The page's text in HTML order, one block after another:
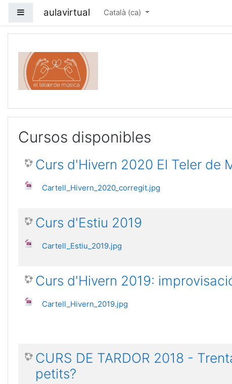
Panell lateral
aulavirtual Català ‎(ca)‎
Aula Virtual
Cursos disponibles
Curs d'Hivern 2020 El Teler de
Cartell_Hivern_2020_corregit.jpg
Curs d'Estiu 2019
Cartell_Estiu_2019.jpg
Curs d'Hivern 2019:
Cartell_Hivern_2019.jpg
CURS DE TARDOR 2018 -
petits?